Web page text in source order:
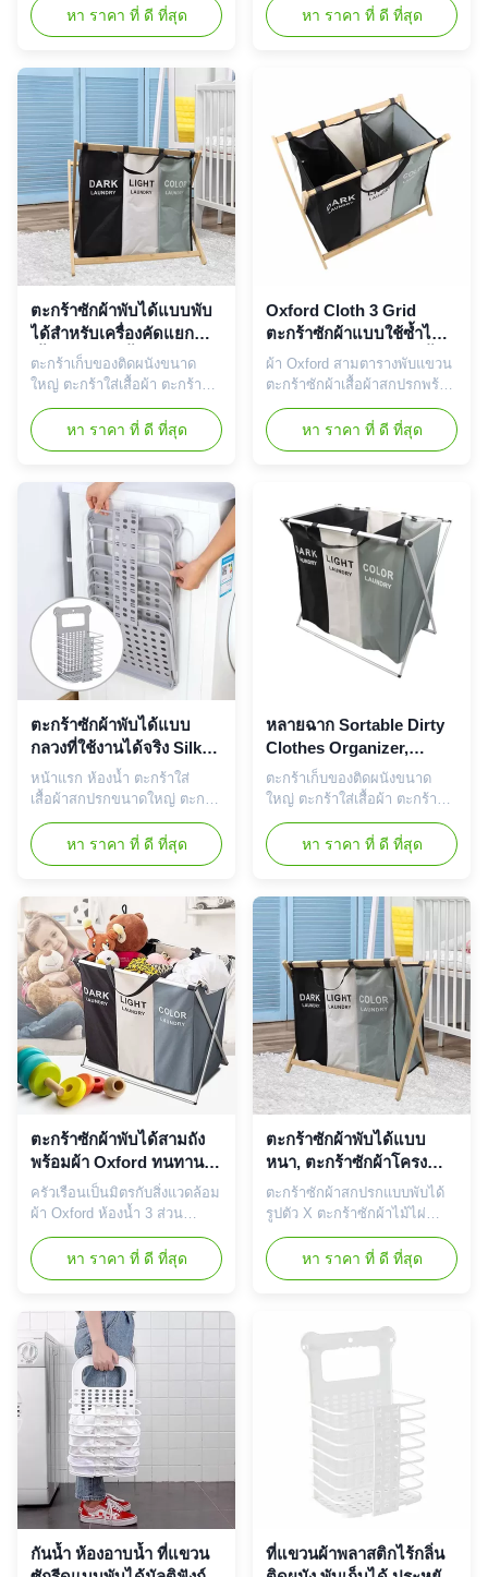
ความจุขนาดใหญ่ 3 ส่วน -
ตะกร้าซักผ้าแบ่งออกเป็น 3 ส่วน
สีจากแสง เมื่อคุณวางเสื้อผ้าลง
ในกระเป๋าถุงซักผ้าแต่ละใบ
สามารถบรรจุผ้าขนาด
มาตรฐานได้ถึง 2 ชิ้นตะกร้าซัก
ผ้าพับได้นี้ พกพาได้สะดวกแ...
หา ราคา ที่ ดี ที่สุด
ผ้า oxford ที่ทนทานป้องกันฝุ่น
ได้อย่างมีประสิทธิภาพเหมาะ
ทำความสะอาดง่ายกรุณาเก็บ
ตะกร้าในที่แห้งและระบาย
อากาศ และหลีกเลี่ยงการแพร่
พันธุ์ของแบคทีเรีย 2, ตะกร้าซัก
ผ้าพร้อมการ์ดใ...
หา ราคา ที่ ดี ที่สุด
ตะกร้าซักผ้าพับได้แบบพับ
ได้สำหรับเครื่องคัดแยก
เสื้อผ้าสกปรกน้ำหนักเบา
ตะกร้าเก็บของติดผนังขนาด
ใหญ่ ตะกร้าใส่เสื้อผ้า ตะกร้าซัก
ผ้า ลักษณะเฉพาะ: ตะกร้าซักผ้า
ความจุขนาดใหญ่ 3 ส่วน -
ตะกร้าซักผ้าแบ่งออกเป็น 3 ส่วน
สีจากแสง เมื่อคุณวางเสื้อผ้าลง
ในกระเป๋าถุงซักผ้าแต่ละใบ
สามารถบรรจุผ้าขนาด
มาตรฐานได้ถึง 2 ชิ้นตะกร้าซัก
ผ้าพับได้นี้ พกพาได้สะดวกแ...
หา ราคา ที่ ดี ที่สุด
Oxford Cloth 3 Grid
ตะกร้าซักผ้าแบบใช้ซ้ำได้
เป็นมิตรกับสิ่งแวดล้อมน้ำ
หนัก 2.05 กก. ประหยัดพื้นที่
ผ้า Oxford สามตารางพับแขวน
ตะกร้าซักผ้าเสื้อผ้าสกปรกพร้อม
ขาพับ รายละเอียดสินค้า นี่คือ
ภาชนะสำหรับเก็บเสื้อผ้าหาก
คุณมี คุณสามารถจัดเก็บเสื้อผ้า
สกปรกของเรามีสามส่วน (3
กริด)และน้ำหนักเพียง 2.05 กก.
วัสดุทำจากผ้า Oxford + ไม้
ไม้ไผ่ มันสามารถพับได้ แ...
หา ราคา ที่ ดี ที่สุด
ตะกร้าซักผ้าพับได้แบบ
กลวงที่ใช้งานได้จริง Silk
Road Enterprise ติดผนัง
ทนทาน
หน้าแรก ห้องน้ำ ตะกร้าใส่
เสื้อผ้าสกปรกขนาดใหญ่ ตะกร้า
ซักผ้าพลาสติกแบบแขวนผนัง
พับได้ รายละเอียดสินค้า นี่คือ
ตะกร้าซักผ้าแบบแขวนแบบพับ
ตะขอใสไม่มีรอยสำหรับยึด
ตะกร้าขนาดเล็กนี้มีการ
ออกแบบที่จับขนาดเล็ก ซึ่ง
สามารถเคลื่อนย้ายไปได้ทุกที่
ใช้ในหอพัก ห้องนอน ห้องซักรีด
ห้องเอนกประส...
หา ราคา ที่ ดี ที่สุด
หลายฉาก Sortable Dirty
Clothes Organizer,
ตะกร้าซักผ้า Ultralight 3
ตะกร้า
ตะกร้าเก็บของติดผนังขนาด
ใหญ่ ตะกร้าใส่เสื้อผ้า ตะกร้าซัก
ผ้า ลักษณะเฉพาะ: ตะกร้าซักผ้า
ความจุขนาดใหญ่ 3 ส่วน -
ตะกร้าซักผ้าแบ่งออกเป็น 3 ส่วน
สีจากแสง เมื่อคุณวางเสื้อผ้าลง
ในกระเป๋าถุงซักผ้าแต่ละใบ
สามารถบรรจุผ้าขนาด
มาตรฐานได้ถึง 2 ชิ้นตะกร้าซัก
ผ้าพับได้นี้ พกพาได้สะดวกแ...
หา ราคา ที่ ดี ที่สุด
ตะกร้าซักผ้าพับได้สามถัง
พร้อมผ้า Oxford ทนทาน
ต่อสิ่งแวดล้อม
ครัวเรือนเป็นมิตรกับสิ่งแวดล้อม
ผ้า Oxford ห้องน้ำ 3 ส่วน
ทนทานตะกร้าซักผ้า 【ความจุ
ขนาดใหญ่ 3 ส่วน】ขนาดโดย
รวมของเครื่องคัดแยกผ้าคือ
23.62 นิ้วเป็น 3 ส่วนเพื่อแยก
เสื้อผ้าตามสี 【ทนทานและน้ำ
หนักเบา】ตะกร้าซักผ้ามีน้ำ
หนักเบาแต่ทนทานสำหรับการ
ใช้งานบ่อยครั้งออกแบบด้วย
โครงอะลูมิเนียมแบบถ...
หา ราคา ที่ ดี ที่สุด
ตะกร้าซักผ้าพับได้แบบ
หนา, ตะกร้าซักผ้าโครง
ไม้ไผ่ทนทาน
ตะกร้าซักผ้าสกปรกแบบพับได้
รูปตัว X ตะกร้าซักผ้าไม้ไผ่
ทนทาน คุณสามารถทำอะไรกับ
เสื้อผ้าสกปรกของคุณ? การโยน
ลงบนเตียงหรือในตู้เสื้อผ้าไม่ดี
สำหรับคุณมันทำจากวัสดุ
คุณภาพสูง ทนทาน และ
ทนทาน.มันจะทำงานได้อย่าง
สมบูรณ์แบบสำหรับคุณมีการ
ออกแบบที่กะทัดรัดและสวยงา
หา ราคา ที่ ดี ที่สุด
กันน้ำ ห้องอาบน้ำ ที่แขวน
ที่แขวนผ้าพลาสติกไร้กลิ่น